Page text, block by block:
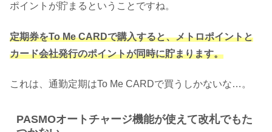
ポイントが貯まるということですね。
定期券をTo Me CARDで購入すると、メトロポイントと
カード会社発行のポイントが同時に貯まります。
これは、通勤定期はTo Me CARDで買うしかないな…。
PASMOオートチャージ機能が使えて改札でもた